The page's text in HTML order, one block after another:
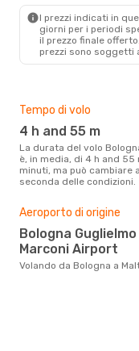
I prezzi indicati in
giorni per i periodi
il ​​prezzo finale
prezzi sono soggetti
Tempo di volo
4 h and 55 m
La durata del volo Bologna Malta
è, in media, di 4 h and 55
minuti, ma può cambiare a
seconda delle condizioni.
Aeroporto di origine
Bologna Guglielmo
Marconi Airport
Volando da Bologna a